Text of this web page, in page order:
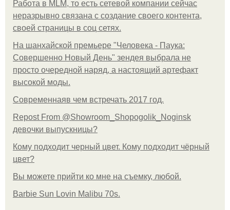
Работа в MLM, то есть сетевой компании сейчас
неразрывно связана с создание своего контента,
своей страницы в соц сетях.
На шанхайской премьере "Человека - Паука:
Совершенно Новый День" зендея выбрала не
просто очередной наряд, а настоящий артефакт
высокой моды.
Современнаяв чем встречать 2017 год.
Repost From @Showroom_Shopogolik_Noginsk
девочки выпускницы?
Кому подходит черный цвет. Кому подходит чёрный
цвет?
Вы можете прийти ко мне на съемку, любой.
Barbie Sun Lovin Malibu 70s.